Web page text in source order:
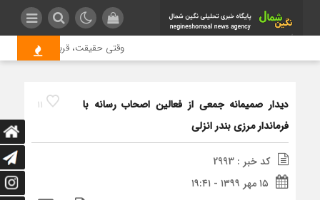
وقتی حقیقت، قربانی بازدید
11
دیدار صمیمانه جمعی از فعالین اصحاب رسانه با
فرماندار مرزی بندر انزلی
کد خبر : 2993
۱۵ مهر ۱۳۹۹ - ۱۹:۴۱